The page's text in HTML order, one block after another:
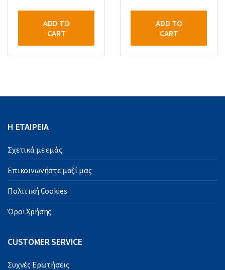
ADD TO
CART
ADD TO
CART
Η ΕΤΑΙΡΕΙΑ
Σχετικά με εμάς
Επικοινωνήστε μαζί μας
Πολιτική Cookies
Όροι Χρήσης
CUSTOMER SERVICE
Συχνές Ερωτήσεις